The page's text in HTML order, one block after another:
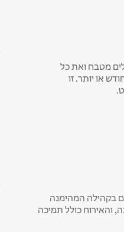
מטבח ואת כל
או יותר. זו
בקהילה המהימנה
והאירוח כולל תמיכה